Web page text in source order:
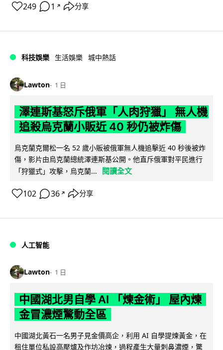
249 1 ↗ 分享
科技娛樂 生活娛樂 城中熱話
Lawton 1 日
澤連斯基怒斥俄軍「人肉狩獵」 無人機
追殺烏克蘭小販近 40 秒仍被炸傷
烏克蘭克爾松一名 52 歲小販被俄軍無人機追擊近 40 秒後被炸
傷，影片由烏克蘭總統澤連斯基公開。他直斥俄軍對平民進行
「狩獵式」攻擊，烏克蘭...
閱讀全文
102 36 ↗ 分享
人工智能
Lawton 1 日
中國湖北男自學 AI 「煉金術」 屋內煉
金冒濃煙驚動全區
中國湖北黃石一名男子見金價高企，利用 AI 自學提煉黃金，在
租住單位私設高壓爐及作坊冶煉，過程產生大量刺鼻濃煙，驚